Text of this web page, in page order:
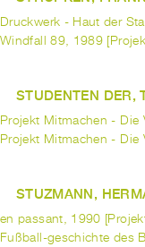
Druckwerk - Haut der
Windfall 89, 1989
STUDENTEN DER,
Projekt Mitmachen - Die
Projekt Mitmachen - Die
STUZMANN,
en passant, 1990
Fußball-geschichte des